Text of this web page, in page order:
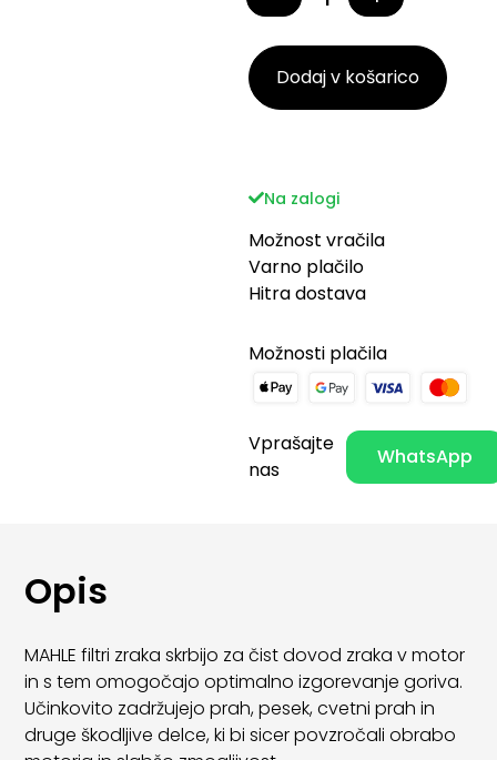
Dodaj v košarico
Na zalogi
Možnost vračila
Varno plačilo
Hitra dostava
Možnosti plačila
Vprašajte
nas
WhatsApp
Opis
MAHLE filtri zraka skrbijo za čist dovod zraka v motor
in s tem omogočajo optimalno izgorevanje goriva.
Učinkovito zadržujejo prah, pesek, cvetni prah in
druge škodljive delce, ki bi sicer povzročali obrabo